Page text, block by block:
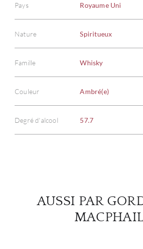
Pays Royaume Uni
Nature Spiritueux
Famille Whisky
Couleur Ambré(e)
Degré d'alcool 57.7
AUSSI PAR
MACPHAIL